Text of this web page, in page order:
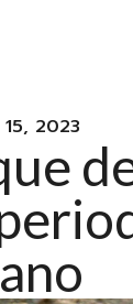
2023